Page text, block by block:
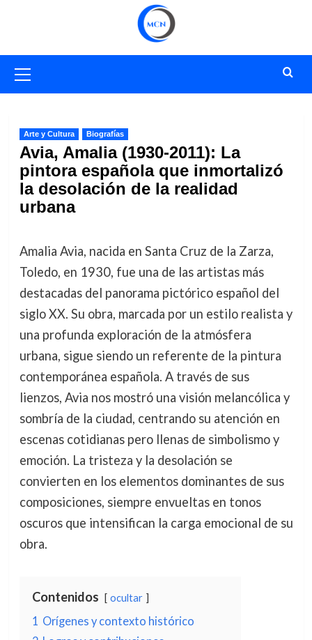
primario
Arte y Cultura Biografías
Avia, Amalia (1930-2011): La
pintora española que inmortalizó
la desolación de la realidad
urbana
Amalia Avia, nacida en Santa Cruz de la Zarza,
Toledo, en 1930, fue una de las artistas más
destacadas del panorama pictórico español del
siglo XX. Su obra, marcada por un estilo realista y
una profunda exploración de la atmósfera
urbana, sigue siendo un referente de la pintura
contemporánea española. A través de sus
lienzos, Avia nos mostró una visión melancólica y
sombría de la ciudad, centrando su atención en
escenas cotidianas pero llenas de simbolismo y
emoción. La tristeza y la desolación se
convierten en los elementos dominantes de sus
composiciones, siempre envueltas en tonos
oscuros que intensifican la carga emocional de su
obra.
Contenidos ocultar
1 Orígenes y contexto histórico